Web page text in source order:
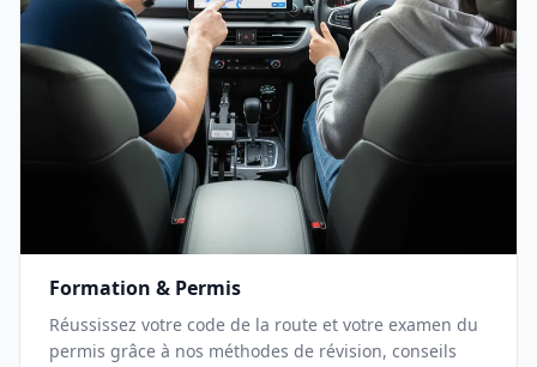
Formation & Permis
Réussissez votre code de la route et votre examen du
permis grâce à nos méthodes de révision, conseils